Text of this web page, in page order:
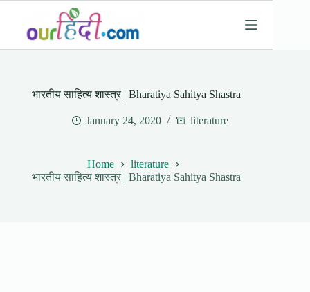
content
भारतीय साहित्य शास्त्र | Bharatiya Sahitya Shastra
January 24, 2020 literature
Home
literature
भारतीय साहित्य शास्त्र | Bharatiya Sahitya Shastra